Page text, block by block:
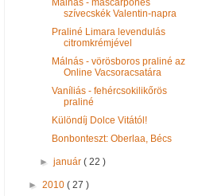
szívecskék Valentin-napra
Praliné Limara levendulás
citromkrémjével
Málnás - vörösboros praliné az
Online Vacsoracsatára
Vaníliás - fehércsokilikőrös
praliné
Különdíj Dolce Vitától!
Bonbonteszt: Oberlaa, Bécs
►január( 22 )
► 2010 ( 27 )